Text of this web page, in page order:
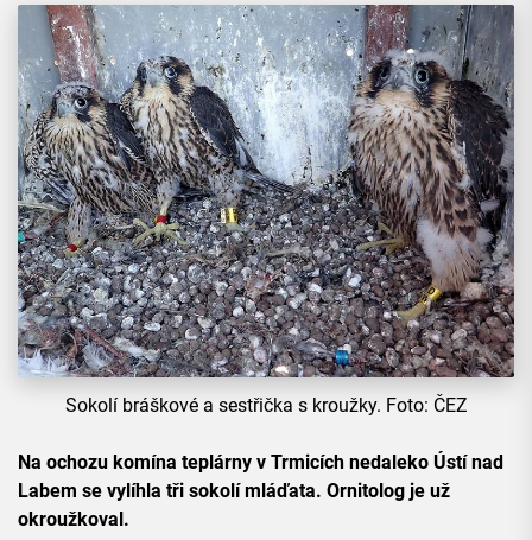
Sokolí bráškové a sestřička s kroužky. Foto: ČEZ
Na ochozu komína teplárny v Trmicích nedaleko Ústí nad
Labem se vylíhla tři sokolí mláďata. Ornitolog je už
okroužkoval.